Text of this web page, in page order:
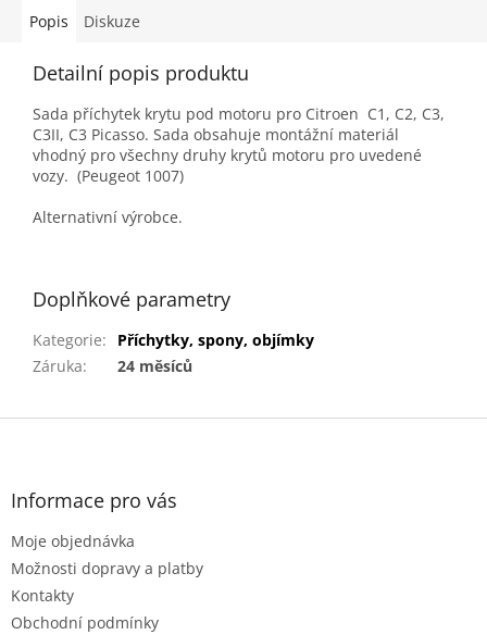
Popis Diskuze
Detailní popis produktu
Sada příchytek krytu pod motoru pro Citroen C1, C2, C3,
C3II, C3 Picasso. Sada obsahuje montážní materiál
vhodný pro všechny druhy krytů motoru pro uvedené
vozy. (Peugeot 1007)
Alternativní výrobce.
Doplňkové parametry
Kategorie:
Příchytky, spony, objímky
Záruka: 24 měsíců
Z
Informace pro vás
Moje objednávka
Možnosti dopravy a platby
Kontakty
Obchodní podmínky